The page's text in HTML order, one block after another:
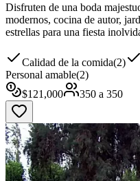
Disfruten de una boda
modernos, cocina de autor,
estrellas para una fiesta
Calidad de la comida(2)
Personal amable(2)
$121,000 350 a 350